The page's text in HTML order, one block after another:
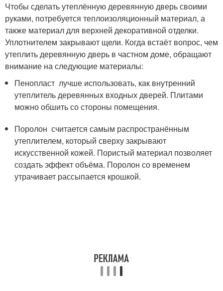
Чтобы сделать утеплённую деревянную дверь своими
руками, потребуется теплоизоляционный материал, а
также материал для верхней декоративной отделки.
Уплотнителем закрывают щели. Когда встаёт вопрос, чем
утеплить деревянную дверь в частном доме, обращают
внимание на следующие материалы:
Пенопласт лучше использовать, как внутренний
утеплитель деревянных входных дверей. Плитами
можно обшить со стороны помещения.
Поролон считается самым распространённым
утеплителем, который сверху закрывают
искусственной кожей. Пористый материал позволяет
создать эффект объёма. Поролон со временем
утрачивает рассыпается крошкой.